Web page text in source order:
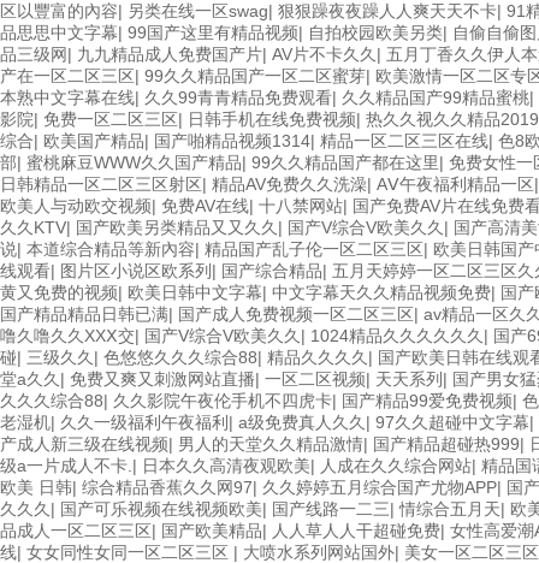
区以豐富的內容| 另类在线一区swag| 狠狠躁夜夜躁人人爽天天不卡| 91
品思思中文字幕| 99国产这里有精品视频| 自拍校园欧美另类| 自偷自偷
品三级网| 九九精品成人免费国产片| AV片不卡久久 | 五月丁香久久伊人
产在一区二区三区| 99久久精品国产一区二区蜜芽| 欧美激情一区二区专
本熟中文字幕在线| 久久99青青精品免费观看| 久久精品国产99精品蜜桃|
影院| 免费一区二区三区| 日韩手机在线免费视频| 热久久视久久精品2019
综合| 欧美国产精品| 国产啪精品视频1314| 精品一区二区三区在线| 色8
部| 蜜桃麻豆WWW久久国产精品| 99久久精品国产都在这里| 免费女性一
日韩精品一区二区三区射区| 精品AV免费久久洗澡| AⅤ午夜福利精品一区
欧美人与动欧交视频| 免费AV在线| 十八禁网站| 国产免费AV片在线免费
久久KTV| 国产欧美另类精品又又久久 | 国产V综合V欧美久久 | 国产高清
说| 本道综合精品等新內容| 精品国产乱子伦一区二区三区| 欧美日韩国
线观看| 图片区小说区欧系列 | 国产综合精品| 五月天婷婷一区二区三区久
黄又免费的视频| 欧美日韩中文字幕| 中文字幕天久久精品视频免费| 国
国产精品精品日韩已满| 国产成人免费视频一区二区三区| av精品一区久
噜久噜久久XXⅩ交| 国产V综合V欧美久久 | 1024精品久久久久久久 | 国产
碰| 三级久久 | 色悠悠久久久综合88| 精品久久久久 | 国产欧美日韩在线观
堂a久久 | 免费又爽又刺激网站直播| 一区二区视频| 天天系列 | 国产男女
久久久综合88| 久久影院午夜伦手机不四虎卡| 国产精品99爱免费视频|
老湿机| 久久一级福利午夜福利 | a级免费真人久久 | 97久久超碰中文字幕|
产成人新三级在线视频| 男人的天堂久久精品激情| 国产精品超碰热999|
级a一片成人不卡. | 日本久久高清夜观欧美| 人成在久久综合网站| 精品国
欧美 日韩| 综合精品香蕉久久网97| 久久婷婷五月综合国产尤物APP| 国
久久久 | 国产可乐视频在线视频欧美| 国产线路一二三|情综合五月天| 欧
品成人一区二区三区| 国产欧美精品| 人人草人人干超碰免费| 女性高爱
线| 女女同性女同一区二区三区 | 大喷水系列网站国外| 美女一区二区三